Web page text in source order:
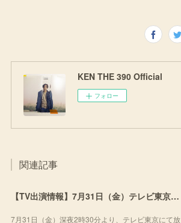
KEN THE 390 Official
フォロー
関連記事
【TV出演情報】7月31日（金）テレビ東京「流派-R since2001」
7月31日（金）深夜2時30分より、テレビ東京にて放